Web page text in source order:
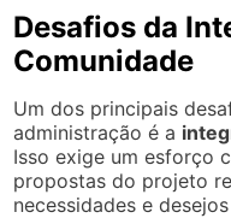
Desafios da
Comunidade
Um dos principais
administração é a
Isso exige um esforço
propostas do projeto
necessidades e